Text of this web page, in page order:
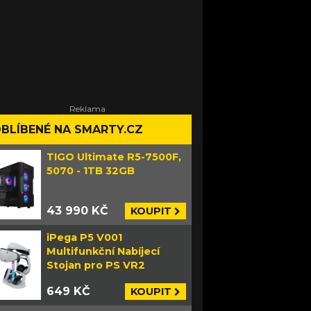
NA SMARTY.CZ
TIGO Ultimate R5-7500F,
5070 - 1TB 32GB
43 990 KČ KOUPIT
iPega P5 V001
Multifunkční Nabíjecí
Stojan pro PS VR2
649 KČ KOUPIT